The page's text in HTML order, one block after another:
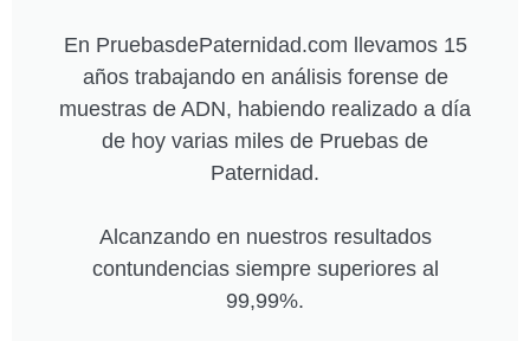
En PruebasdePaternidad.com llevamos 15
años trabajando en análisis forense de
muestras de ADN, habiendo realizado a día
de hoy varias miles de Pruebas de
Paternidad.
Alcanzando en nuestros resultados
contundencias siempre superiores al
99,99%.